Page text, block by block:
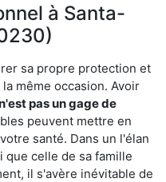
à Santa-
sa propre protection et
même occasion. Avoir
pas un gage de
peuvent mettre en
santé. Dans un l'élan
que celle de sa famille
il s'avère inévitable de